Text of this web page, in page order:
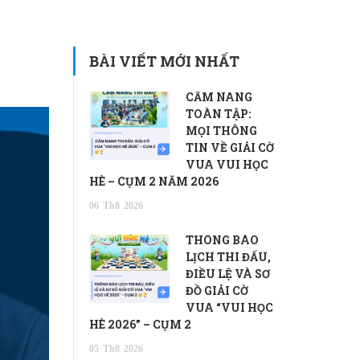
BÀI VIẾT MỚI NHẤT
CẨM NANG
TOÀN TẬP:
MỌI THÔNG
TIN VỀ GIẢI CỜ
VUA VUI HỌC
HÈ – CỤM 2 NĂM 2026
06 Th8 2026
THÔNG BÁO
LỊCH THI ĐẤU,
ĐIỀU LỆ VÀ SƠ
ĐỒ GIẢI CỜ
VUA “VUI HỌC
HÈ 2026” – CỤM 2
05 Th8 2026